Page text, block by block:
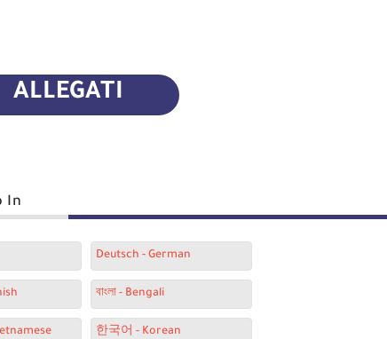
ALLEGATI
In
Deutsch - German
বাংলা - Bengali
한국어 - Korean